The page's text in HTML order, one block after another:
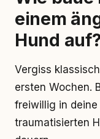
einem
Hund
Vergiss
ersten Wochen.
freiwillig in deine
traumatisierten